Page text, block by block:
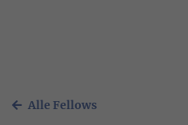
Alle Fellows